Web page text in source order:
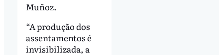
Muñoz.
“A produção dos
assentamentos é
invisibilizada, a